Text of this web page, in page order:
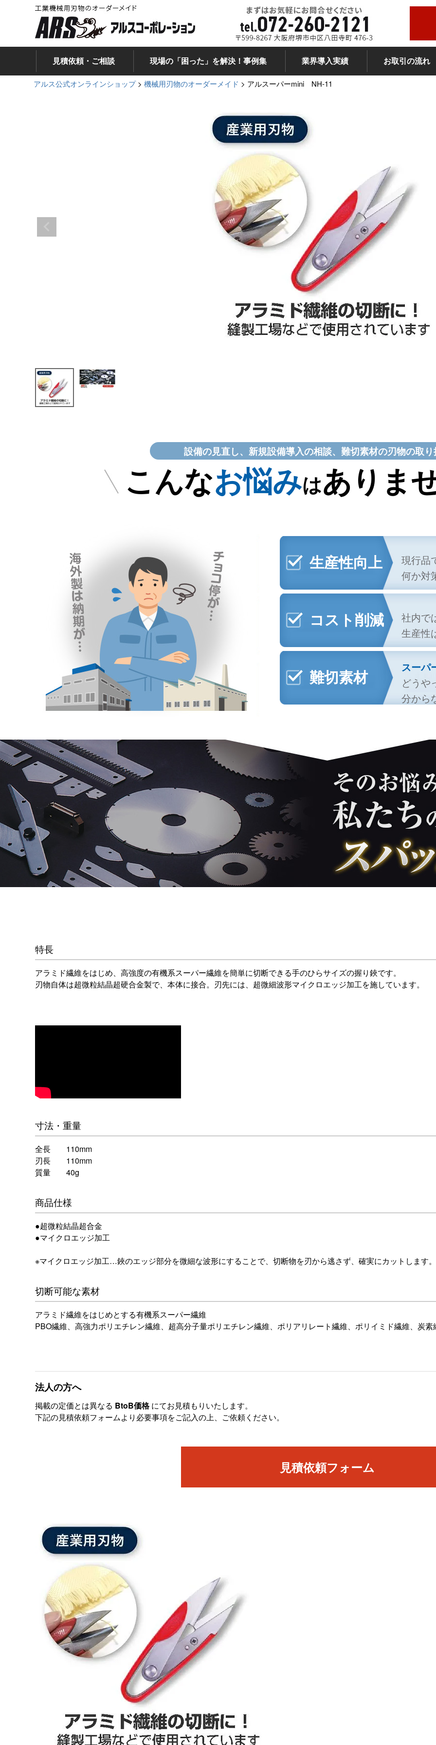
見積依頼・ご相談 現場の「困った」を解決！事例集 業界導入実績 お取引の流れ
アルス公式オンラインショップ 機械用刃物のオーダーメイド アルスーパーmini NH-11
設備の見直し、新規設備導入の相談、難切素材の刃物の取
こんなお悩みはありま
生産性向上
現行品
何か対
コスト削減
社内で
生産性
難切素材
スーパ
どうや
分から
特長
アラミド繊維をはじめ、高強度の有機系スーパー繊維を簡単に切断できる手のひらサイズの握り鋏です。
刃物自体は超微粒結晶超硬合金製で、本体に接合。刃先には、超微細波形マイクロエッジ加工を施しています。
寸法・重量
全長 110mm
刃長 110mm
質量 40g
商品仕様
●超微粒結晶超合金
●マイクロエッジ加工
※マイクロエッジ加工…鋏のエッジ部分を微細な波形にすることで、切断物を刃から逃さず、確実にカットします。
切断可能な素材
アラミド繊維をはじめとする有機系スーパー繊維
PBO繊維、高強力ポリエチレン繊維、超高分子量ポリエチレン繊維、ポリアリレート繊維、ポリイミド繊維、炭
法人の方へ
掲載の定価とは異なる BtoB価格にてお見積もりいたします。
下記の見積依頼フォームより必要事項をご記入の上、ご依頼ください。
見積依頼フォーム